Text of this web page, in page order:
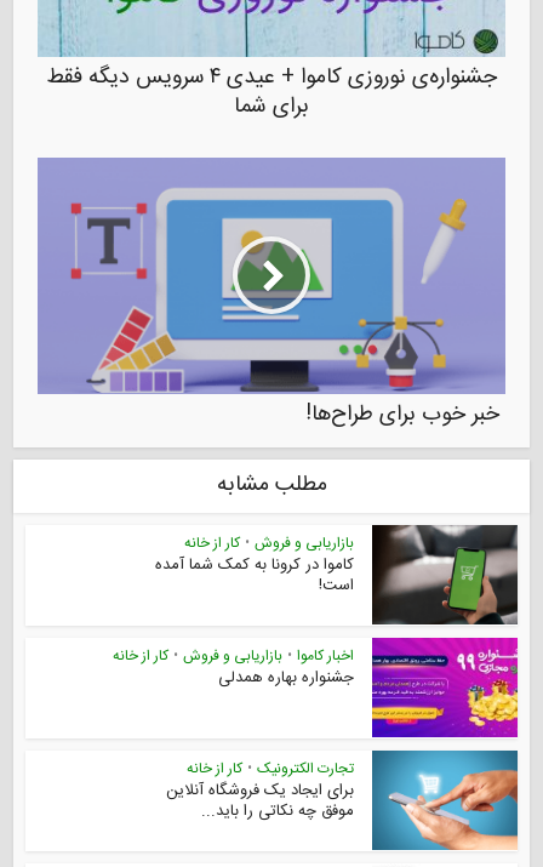
جشنواره‌‌ی نوروزی کاموا + عیدی ۴ سرویس دیگه فقط
برای شما
خبر خوب برای طراح‌ها!
مطلب مشابه
بازاریابی و فروش • کار از خانه
کاموا در کرونا به کمک شما آمده
است!
اخبار کاموا • بازاریابی و فروش • کار از خانه
جشنواره بهاره همدلی
تجارت الکترونیک • کار از خانه
برای ایجاد یک فروشگاه آنلاین
موفق چه نکاتی را باید...